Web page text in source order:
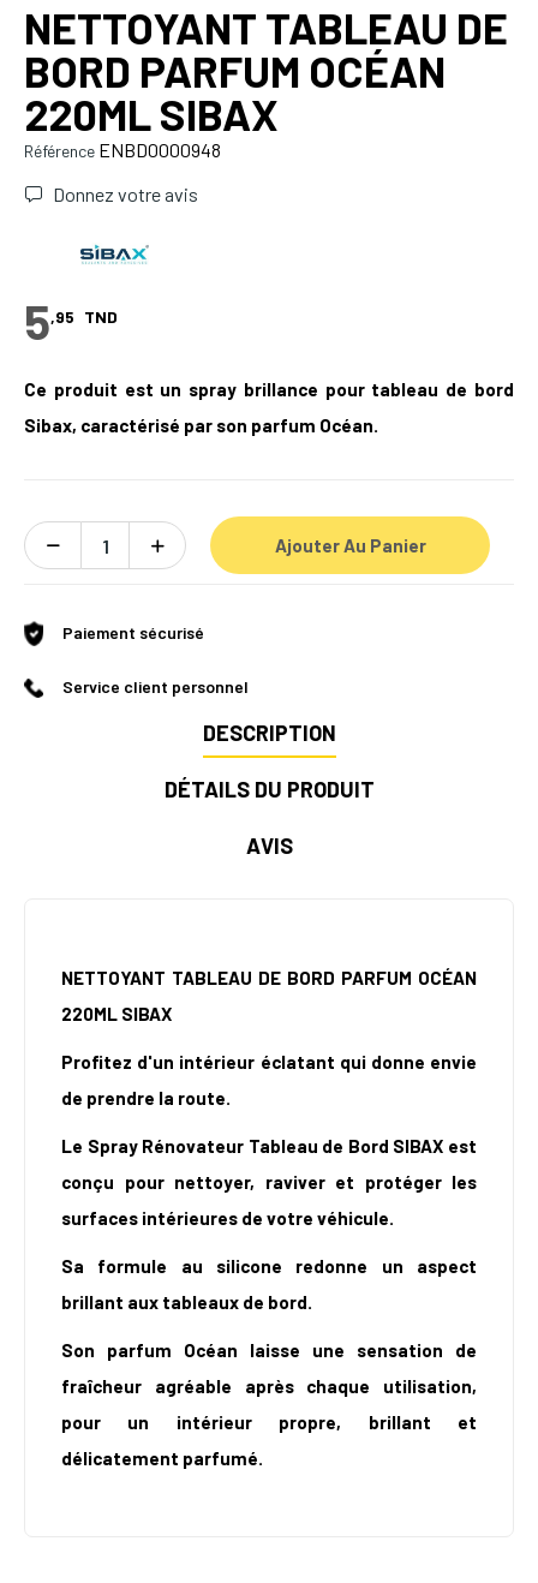
NETTOYANT TABLEAU DE
BORD PARFUM OCÉAN
220ML SIBAX
Référence ENBD0000948
Donnez votre avis
5,95 TND
Ce produit est un spray brillance pour tableau de bord
Sibax, caractérisé par son parfum Océan.
Ajouter Au Panier
Paiement sécurisé
Service client personnel
DESCRIPTION
DÉTAILS DU PRODUIT
AVIS
NETTOYANT TABLEAU DE BORD PARFUM OCÉAN
220ML SIBAX
Profitez d'un intérieur éclatant qui donne envie
de prendre la route.
Le Spray Rénovateur Tableau de Bord SIBAX est
conçu pour nettoyer, raviver et protéger les
surfaces intérieures de votre véhicule.
Sa formule au silicone redonne un aspect
brillant aux tableaux de bord.
Son parfum Océan laisse une sensation de
fraîcheur agréable après chaque utilisation,
pour un intérieur propre, brillant et
délicatement parfumé.